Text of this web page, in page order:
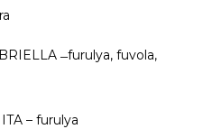
furulya, fuvola,
– furulya